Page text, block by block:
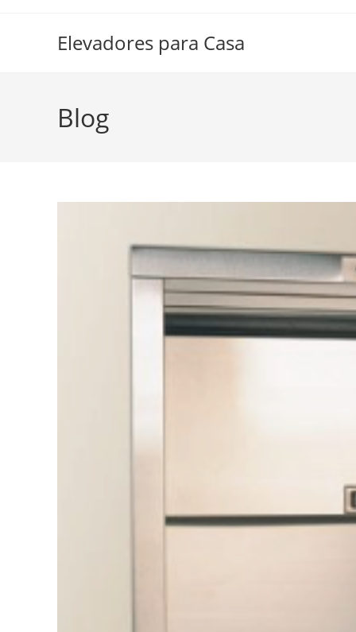
Elevadores para Casa
Blog